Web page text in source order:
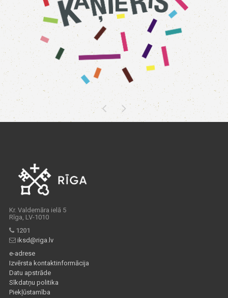
Kr. Valdemāra ielā 5
Rīga, LV-1010
1201
iksd@riga.lv
e-adrese
Izvērsta kontaktinformācija
Datu apstrāde
Sīkdatņu politika
Piekļūstamība